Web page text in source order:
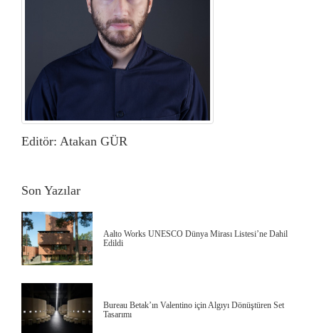
Editör: Atakan GÜR
Son Yazılar
Aalto Works UNESCO Dünya Mirası Listesi’ne Dahil
Edildi
Bureau Betak’ın Valentino için Algıyı Dönüştüren Set
Tasarımı